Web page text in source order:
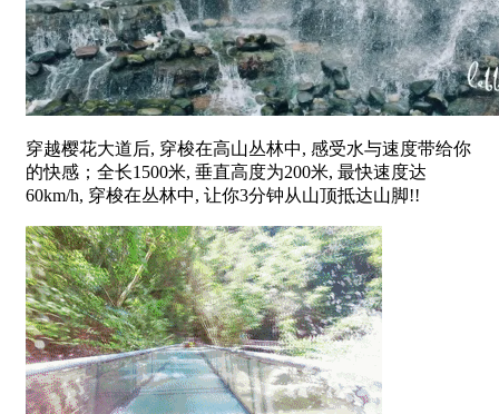
穿越樱花大道后, 穿梭在高山丛林中, 感受水与速度带给你
的快感；全长1500米, 垂直高度为200米, 最快速度达
60km/h, 穿梭在丛林中, 让你3分钟从山顶抵达山脚!!